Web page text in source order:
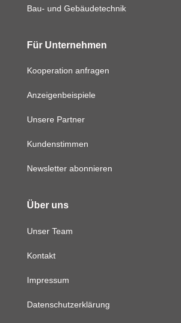
Bau- und Gebäudetechnik
Für Unternehmen
Kooperation anfragen
Anzeigenbeispiele
Unsere Partner
Kundenstimmen
Newsletter abonnieren
Über uns
Unser Team
Kontakt
Impressum
Datenschutzerklärung